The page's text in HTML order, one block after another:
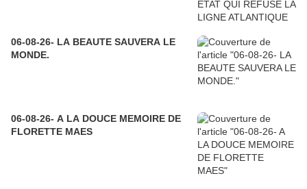
06-08-26- LA BEAUTE SAUVERA LE
MONDE.
06-08-26- A LA DOUCE MEMOIRE DE
FLORETTE MAES